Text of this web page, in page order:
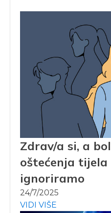
Zdrav/a si, a
oštećenja
ignoriramo
24/7/2025
VIDI VIŠE